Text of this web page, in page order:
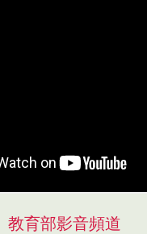
教育部影音頻道